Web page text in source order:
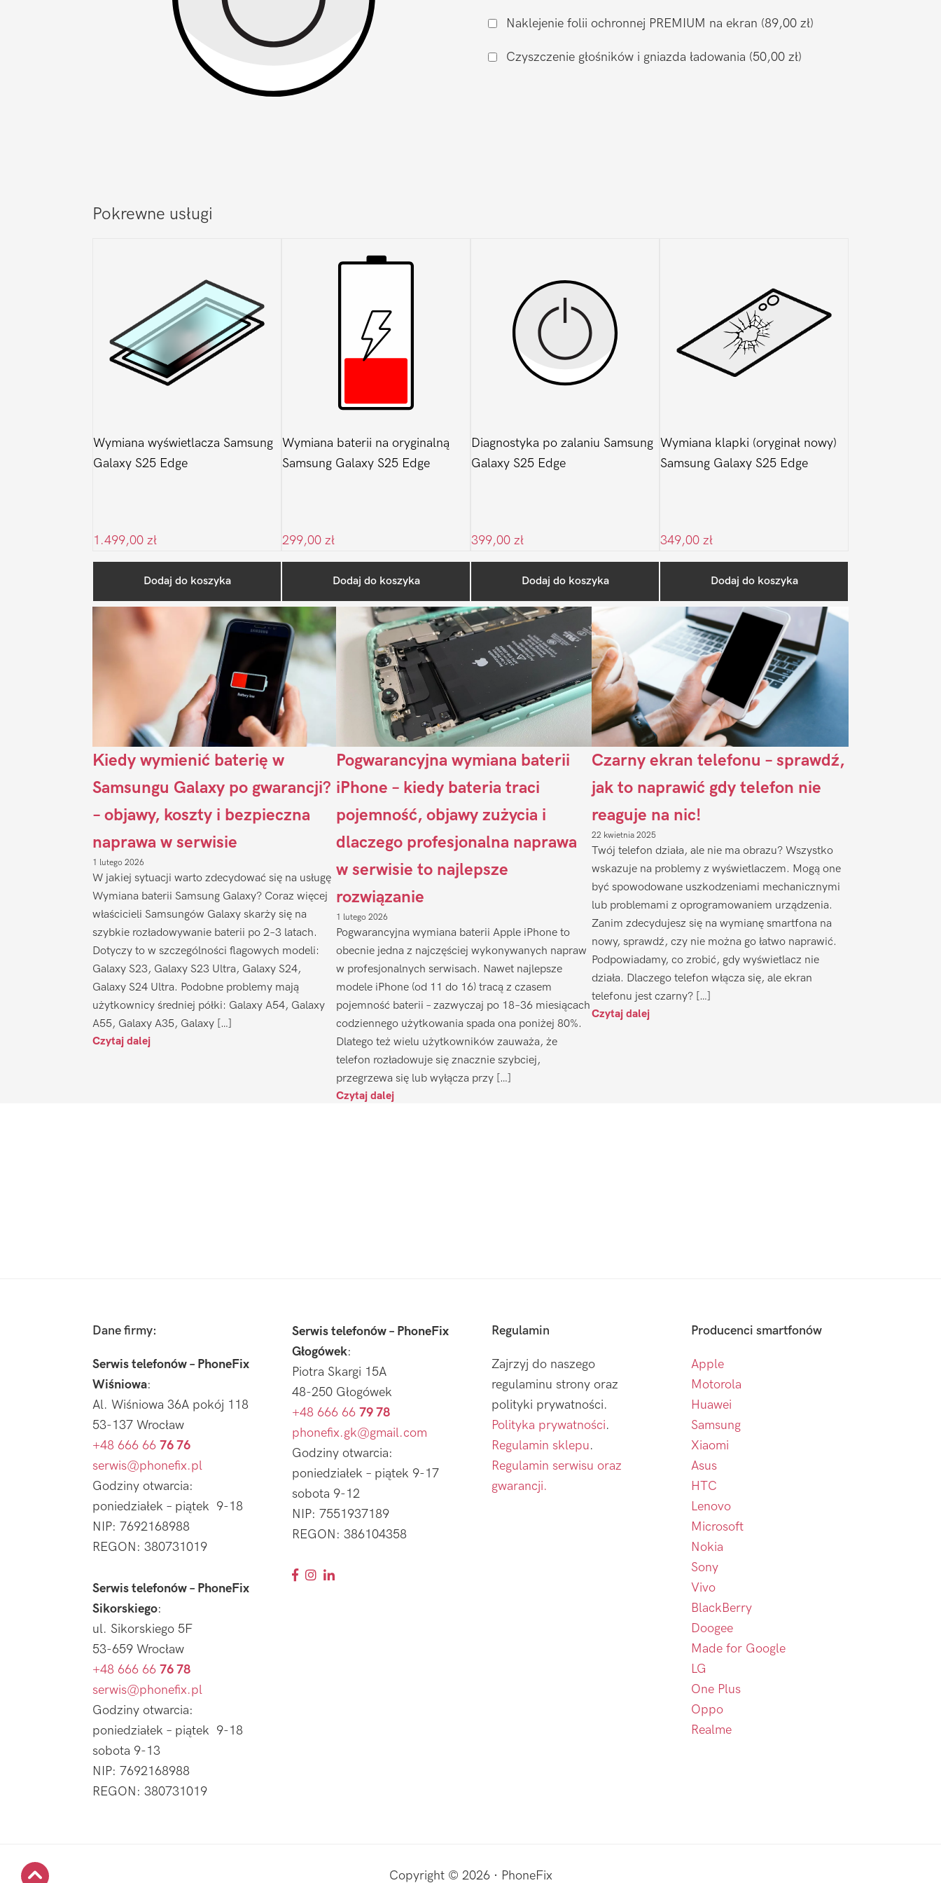
GalaxyNaklejenie folii ochronnej PREMIUM na ekran (89,00 zł)
Czyszczenie głośników i gniazda ładowania (50,00 zł)
Pokrewne usługi
Wymiana wyświetlacza Samsung
Galaxy S25 Edge
1.499,00 zł
Dodaj do koszyka
Wymiana baterii na oryginalną
Samsung Galaxy S25 Edge
299,00 zł
Dodaj do koszyka
Diagnostyka po zalaniu Samsung
Galaxy S25 Edge
399,00 zł
Dodaj do koszyka
Wymiana klapki (oryginał nowy)
Samsung Galaxy S25 Edge
349,00 zł
Dodaj do koszyka
Sidebar
Ostatnio na blogu
Kiedy wymienić baterię w
Samsungu Galaxy po gwarancji?
– objawy, koszty i bezpieczna
naprawa w serwisie
1 lutego 2026
W jakiej sytuacji warto zdecydować się na usługę
Wymiana baterii Samsung Galaxy? Coraz więcej
właścicieli Samsungów Galaxy skarży się na
szybkie rozładowywanie baterii po 2–3 latach.
Dotyczy to w szczególności flagowych modeli:
Galaxy S23, Galaxy S23 Ultra, Galaxy S24,
Galaxy S24 Ultra. Podobne problemy mają
użytkownicy średniej półki: Galaxy A54, Galaxy
A55, Galaxy A35, Galaxy […]
Czytaj dalej
Pogwarancyjna wymiana baterii
iPhone – kiedy bateria traci
pojemność, objawy zużycia i
dlaczego profesjonalna naprawa
w serwisie to najlepsze
rozwiązanie
1 lutego 2026
Pogwarancyjna wymiana baterii Apple iPhone to
obecnie jedna z najczęściej wykonywanych napraw
w profesjonalnych serwisach. Nawet najlepsze
modele iPhone (od 11 do 16) tracą z czasem
pojemność baterii – zazwyczaj po 18–36 miesiącach
codziennego użytkowania spada ona poniżej 80%.
Dlatego też wielu użytkowników zauważa, że
telefon rozładowuje się znacznie szybciej,
przegrzewa się lub wyłącza przy […]
Czytaj dalej
Czarny ekran telefonu – sprawdź,
jak to naprawić gdy telefon nie
reaguje na nic!
22 kwietnia 2025
Twój telefon działa, ale nie ma obrazu? Wszystko
wskazuje na problemy z wyświetlaczem. Mogą one
być spowodowane uszkodzeniami mechanicznymi
lub problemami z oprogramowaniem urządzenia.
Zanim zdecydujesz się na wymianę smartfona na
nowy, sprawdź, czy nie można go łatwo naprawić.
Podpowiadamy, co zrobić, gdy wyświetlacz nie
działa. Dlaczego telefon włącza się, ale ekran
telefonu jest czarny? […]
Czytaj dalej
Dane firmy:
Serwis telefonów – PhoneFix
Wiśniowa:
Al. Wiśniowa 36A pokój 118
53-137 Wrocław
+48 666 66 76 76
serwis@phonefix.pl
Godziny otwarcia:
poniedziałek – piątek 9-18
NIP: 7692168988
REGON: 380731019
Serwis telefonów – PhoneFix
Sikorskiego:
ul. Sikorskiego 5F
53-659 Wrocław
+48 666 66 76 78
serwis@phonefix.pl
Godziny otwarcia:
poniedziałek – piątek 9-18
sobota 9-13
NIP: 7692168988
REGON: 380731019
Serwis telefonów – PhoneFix
Głogówek:
Piotra Skargi 15A
48-250 Głogówek
+48 666 66 79 78
phonefix.gk@gmail.com
Godziny otwarcia:
poniedziałek – piątek 9-17
sobota 9-12
NIP: 7551937189
REGON: 386104358
Regulamin
Zajrzyj do naszego
regulaminu strony oraz
polityki prywatności.
Polityka prywatności.
Regulamin sklepu.
Regulamin serwisu oraz
gwarancji.
Producenci smartfonów
Apple
Motorola
Huawei
Samsung
Xiaomi
Asus
HTC
Lenovo
Microsoft
Nokia
Sony
Vivo
BlackBerry
Doogee
Made for Google
LG
One Plus
Oppo
Realme
Copyright © 2026 · PhoneFix